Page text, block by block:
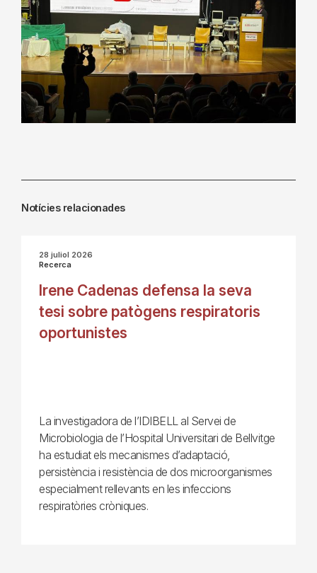
Notícies relacionades
28 juliol 2026
Recerca
Irene Cadenas defensa la seva
tesi sobre patògens respiratoris
oportunistes
La investigadora de l’IDIBELL al Servei de
Microbiologia de l’Hospital Universitari de Bellvitge
ha estudiat els mecanismes d’adaptació,
persistència i resistència de dos microorganismes
especialment rellevants en les infeccions
respiratòries cròniques.